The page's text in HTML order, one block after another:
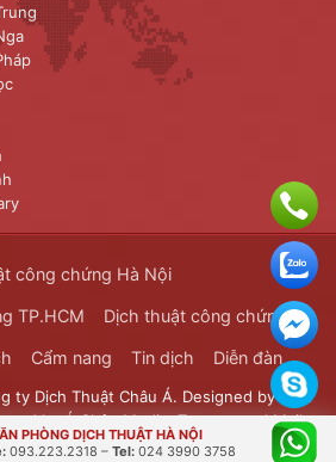
công chứng Hà Nội
TP.HCM Dịch thuật công chứng
Cẩm nang Tin dịch Diễn đàn
ty Dịch Thuật Châu Á. Designed by Dịch
byÁ Châu Media. Transported Mails
Chính Đông Dương
PHÒNG DỊCH THUẬT HÀ NỘI
093.223.2318 – Tel: 024 3990 3758